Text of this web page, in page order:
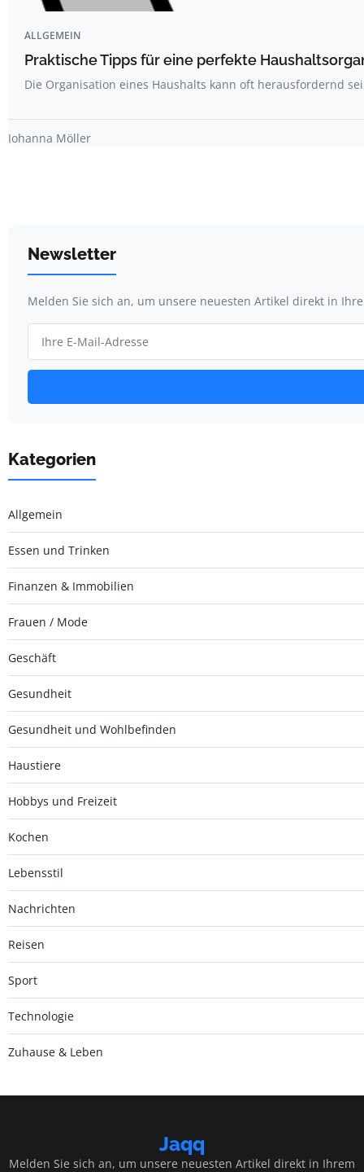
ALLGEMEIN
Praktische Tipps für eine perfekte
Die Organisation eines Haushalts kann oft herausfordernd
Johanna Möller
Newsletter
Melden Sie sich an, um unsere neuesten Artikel direkt in
Kategorien
Allgemein
Essen und Trinken
Finanzen & Immobilien
Frauen / Mode
Geschäft
Gesundheit
Gesundheit und Wohlbefinden
Haustiere
Hobbys und Freizeit
Kochen
Lebensstil
Nachrichten
Reisen
Sport
Technologie
Zuhause & Leben
Jaqq
Melden Sie sich an, um unsere neuesten Artikel direkt in Ihrem